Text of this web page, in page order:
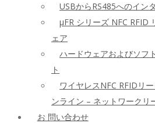
USBからRS485へのイン
μFR シリーズ NFC RFID
ェア
ハードウェアおよびソフ
ト
ワイヤレスNFC RFIDリ
ンライン – ネットワークリ
お 問い合わせ